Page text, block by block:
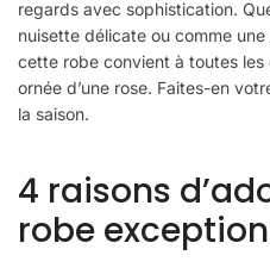
regards avec sophistication.
nuisette délicate ou comme
cette robe convient à toutes
ornée d’une rose. Faites-en
la saison.
4 raisons
robe